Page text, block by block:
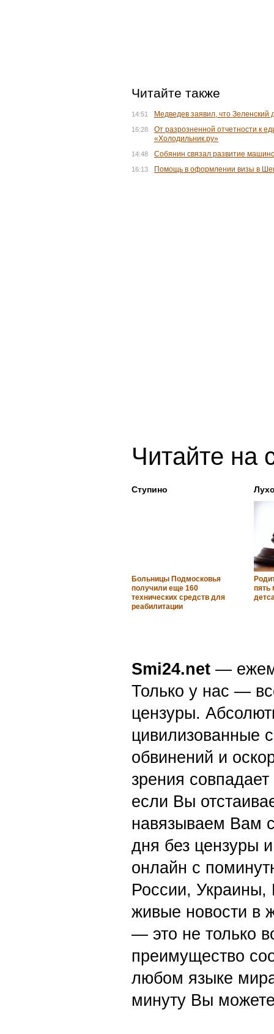
Читайте также
14:51 Медведев заявил, что
16:28
От разрозненной отчетности к
«Холодильник.ру»
14:48 Собянин связал развитие
16:13 Помощь в оформлении визы в
Читайте на
Ступино
Больницы Подмосковья
получили еще 160
технических средств для
реабилитации
пять
Smi24.net —
Только у нас —
цензуры.
цивилизованные
обвинений и
зрения
если Вы
навязываем Вам
дня без цензуры
онлайн с
России,
живые новости в
— это не только
преимущество
любом языке
минуту Вы